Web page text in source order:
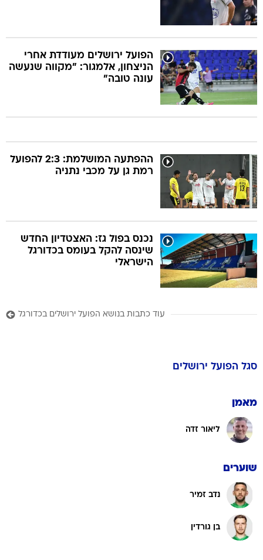
הפועל ירושלים מעודדת אחרי
הניצחון, אלמגור: "מקווה שנעשה
עונה טובה"
ההפתעה המושלמת: 2:3 להפועל
רמת גן על מכבי נתניה
נכנס בפול גז: האצטדיון החדש
שינסה להקל בעומס בכדורגל
הישראלי
עוד כתבות בנושא הפועל ירושלים בכדורגל
סגל הפועל ירושלים
מאמן
ליאור זדה
שוערים
נדב זמיר
בן גורדין